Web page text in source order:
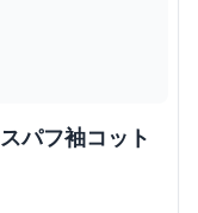
パフ袖コット